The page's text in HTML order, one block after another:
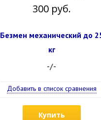
300 руб.
Безмен механический до
кг
-/-
Добавить в список сравнения
Купить